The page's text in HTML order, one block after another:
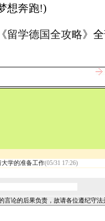
想奔跑!)
《留学德国全攻略》
大学的准备工作(05/31 17:26)
言论的后果负责，故请各位遵纪守